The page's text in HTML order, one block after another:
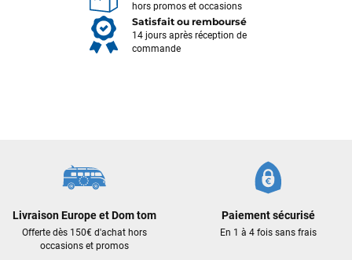
hors promos et occasions
Satisfait ou remboursé
14 jours après réception de
commande
Livraison Europe et Dom tom
Offerte dès 150€ d'achat hors
occasions et promos
Paiement sécurisé
En 1 à 4 fois sans frais
François
il y a un mois
J’ai commandé un pack via leur site internet. À peine la
commande validée, le magasin m’a appelé pour confirmer